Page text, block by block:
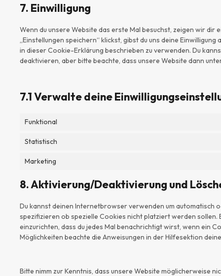
7. Einwilligung
Wenn du unsere Website das erste Mal besuchst, zeigen wir dir
„Einstellungen speichern“ klickst, gibst du uns deine
in dieser Cookie-Erklärung beschrieben zu verwenden. Du
deaktivieren, aber bitte beachte, dass unsere Website dann
7.1 Verwalte deine
Funktional
Statistisch
Marketing
8. Aktivierung/Deaktivierung und
Du kannst deinen Internetbrowser verwenden um automatisch
spezifizieren ob spezielle Cookies nicht platziert werden
einzurichten, dass du jedes Mal benachrichtigt wirst, wenn ein
Möglichkeiten beachte die Anweisungen in der Hilfesektion
Bitte nimm zur Kenntnis, dass unsere Website möglicherweise